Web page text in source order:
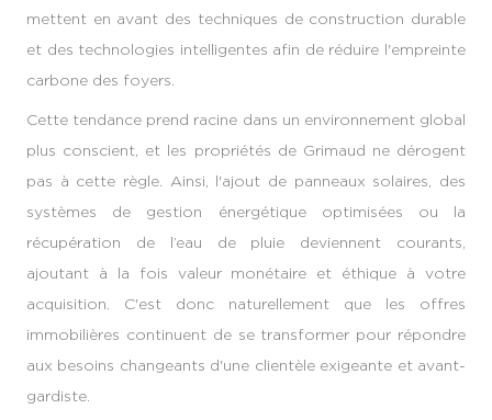
mettent en avant des techniques de construction durable
et des technologies intelligentes afin de réduire l'empreinte
carbone des foyers.
Cette tendance prend racine dans un environnement global
plus conscient, et les propriétés de Grimaud ne dérogent
pas à cette règle. Ainsi, l'ajout de panneaux solaires, des
systèmes de gestion énergétique optimisées ou la
récupération de l’eau de pluie deviennent courants,
ajoutant à la fois valeur monétaire et éthique à votre
acquisition. C'est donc naturellement que les offres
immobilières continuent de se transformer pour répondre
aux besoins changeants d'une clientèle exigeante et avant-
gardiste.